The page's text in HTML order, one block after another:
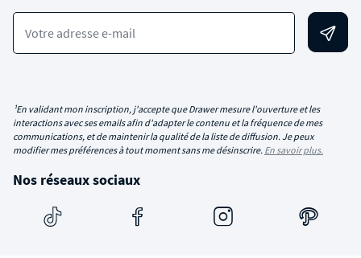
Votre adresse e-mail
¹En validant mon inscription, j'accepte que Drawer mesure l'ouverture et les
interactions avec ses emails afin d'adapter le contenu et la fréquence de mes
communications, et de maintenir la qualité de la liste de diffusion. Je peux
modifier mes préférences à tout moment sans me désinscrire. En savoir plus.
Nos réseaux sociaux